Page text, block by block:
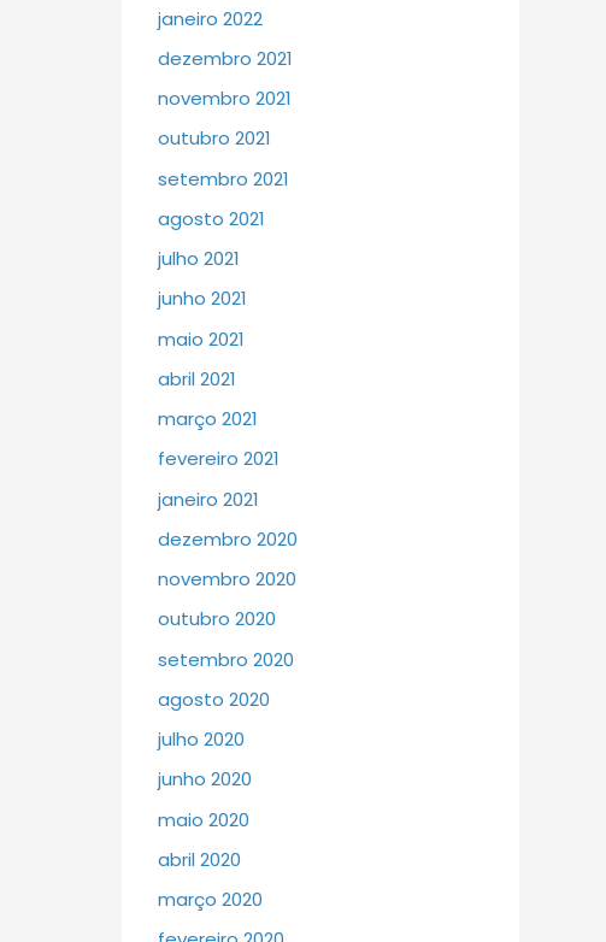
janeiro 2022
dezembro 2021
novembro 2021
outubro 2021
setembro 2021
agosto 2021
julho 2021
junho 2021
maio 2021
abril 2021
março 2021
fevereiro 2021
janeiro 2021
dezembro 2020
novembro 2020
outubro 2020
setembro 2020
agosto 2020
julho 2020
junho 2020
maio 2020
abril 2020
março 2020